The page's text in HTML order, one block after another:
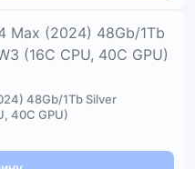
48Gb/1Tb Silver
40C GPU)